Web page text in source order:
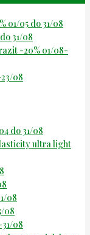
01/05 do 31/08
31/08
-20% 01/08-
08
do 31/08
ultra light
08
08
08